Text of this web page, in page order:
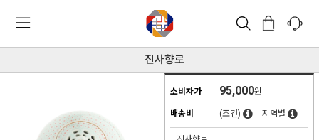
진사향로
소비자가 95,000원
배송비 (조건) 지역별